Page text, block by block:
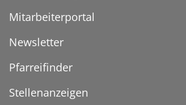
Mitarbeiterportal
Newsletter
Pfarreifinder
Stellenanzeigen